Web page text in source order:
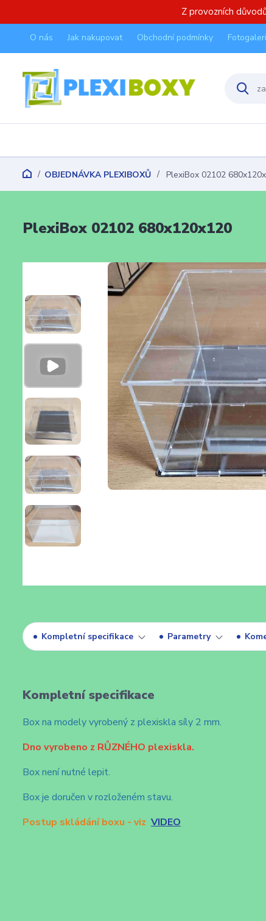
Z provozních
O nás Jak nakupovat Obchodní podmínky
OBJEDNÁVKA PLEXIBOXŮ PlexiBox 02102
PlexiBox 02102 680x120x120
Kompletní specifikace Parametry
Kompletní specifikace
Box na modely vyrobený z plexiskla síly 2 mm.
Dno vyrobeno z RŮZNÉHO plexiskla.
Box není nutné lepit.
Box je doručen v rozloženém stavu.
Postup skládání boxu - viz VIDEO.